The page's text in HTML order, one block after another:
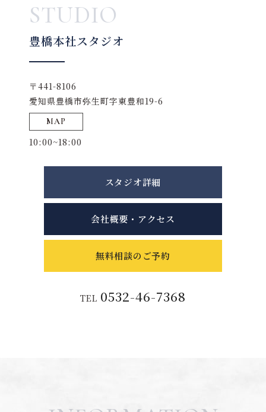
STUDIO
豊橋本社スタジオ
〒441-8106
愛知県豊橋市弥生町字東豊和19-6
MAP
10:00~18:00
スタジオ詳細
会社概要・アクセス
無料相談のご予約
TEL 0532-46-7368